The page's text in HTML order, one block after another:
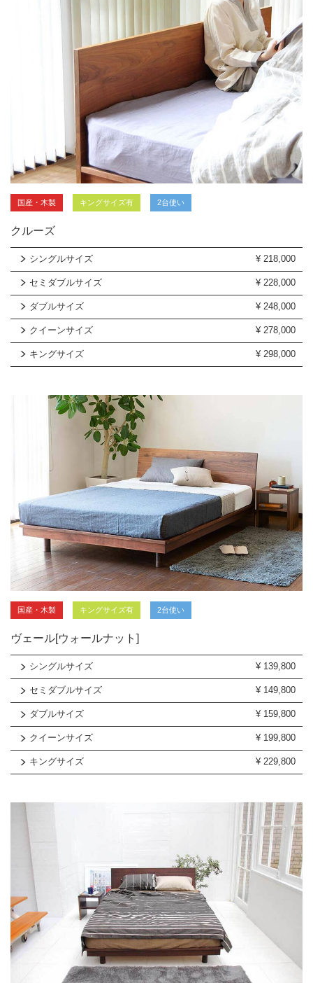
国産・木製 キングサイズ有 2台使い
クルーズ
シングルサイズ ¥ 218,000
セミダブルサイズ ¥ 228,000
ダブルサイズ ¥ 248,000
クイーンサイズ ¥ 278,000
キングサイズ ¥ 298,000
国産・木製 キングサイズ有 2台使い
ヴェール[ウォールナット]
シングルサイズ ¥ 139,800
セミダブルサイズ ¥ 149,800
ダブルサイズ ¥ 159,800
クイーンサイズ ¥ 199,800
キングサイズ ¥ 229,800